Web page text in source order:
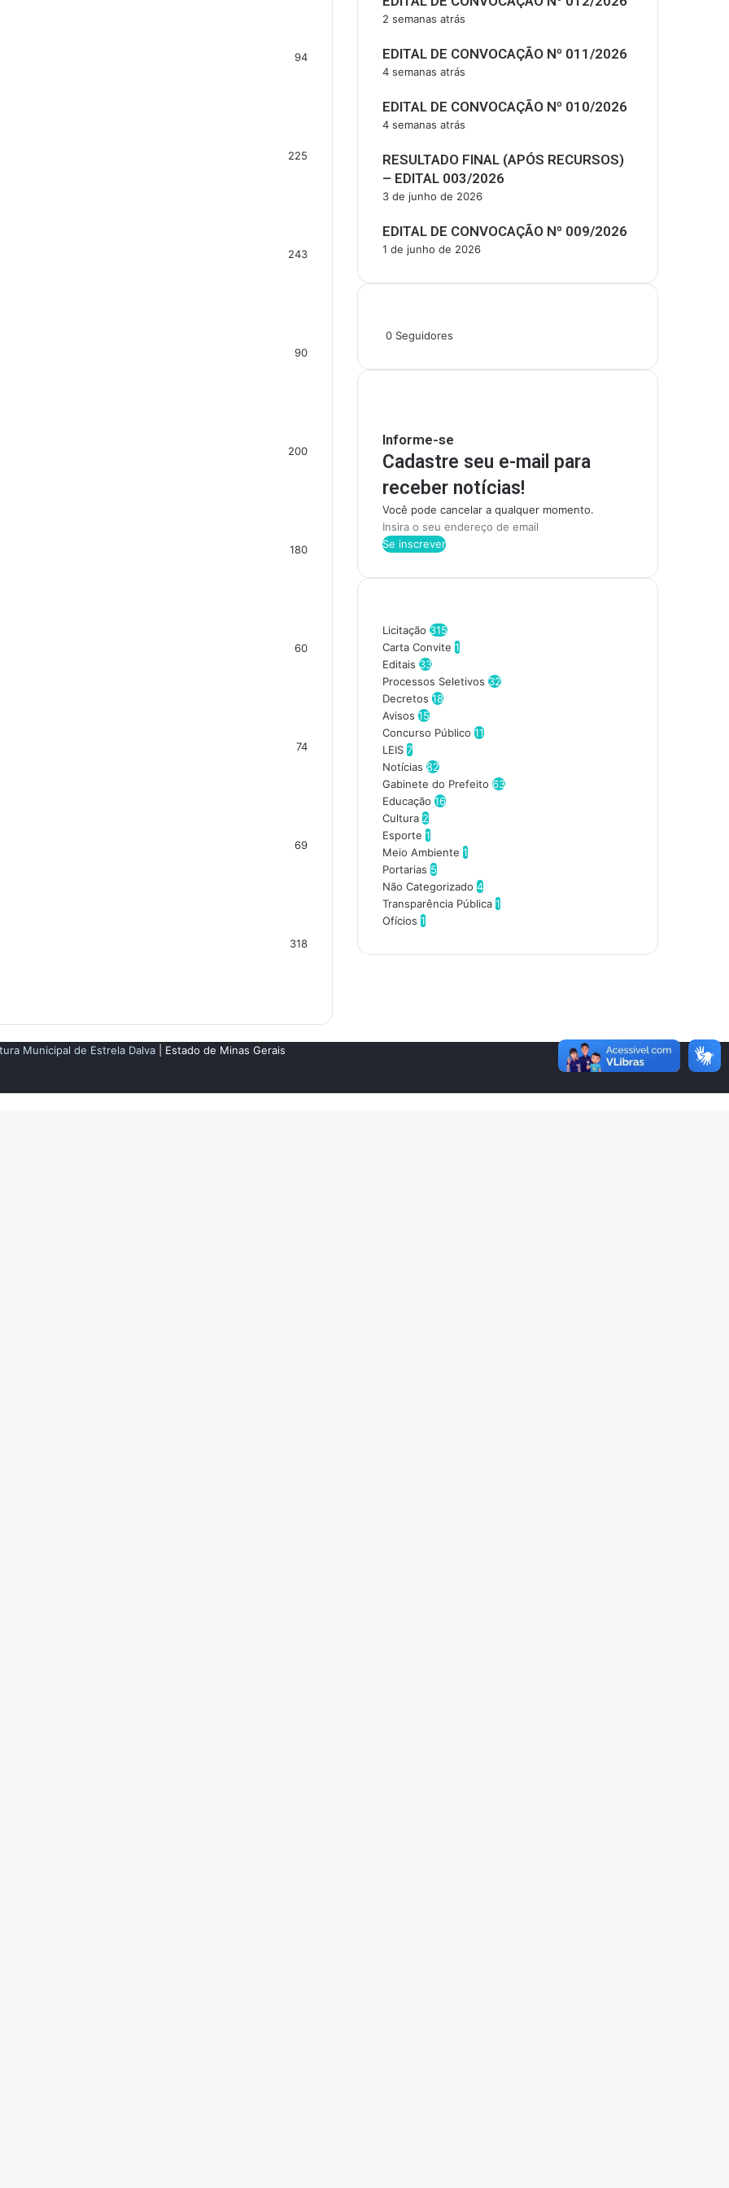
94
225
243
90
200
180
60
74
69
318
2 semanas atrás
EDITAL DE CONVOCAÇÃO Nº 011/2026
4 semanas atrás
EDITAL DE CONVOCAÇÃO Nº 010/2026
4 semanas atrás
RESULTADO FINAL (APÓS RECURSOS)
– EDITAL 003/2026
3 de junho de 2026
EDITAL DE CONVOCAÇÃO Nº 009/2026
1 de junho de 2026
0 Seguidores
Informe-se
Cadastre seu e-mail para
receber notícias!
Você pode cancelar a qualquer momento.
I
n
i
o
s
e
u
e
n
d
e
r
e
ç
o
d
e
e
m
a
i
Licitação 315
Carta Convite 1
Editais 33
Processos Seletivos 32
Decretos 18
Avisos 15
Concurso Público 11
LEIS 7
Notícias 82
Gabinete do Prefeito 63
Educação 16
Cultura 2
Esporte 1
Meio Ambiente 1
Portarias 5
Não Categorizado 4
Transparência Pública 1
Ofícios 1
Municipal de Estrela Dalva | Estado de Minas Gerais